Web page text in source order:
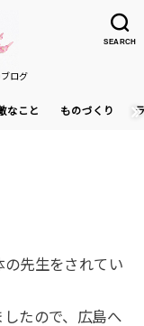
SEARCH
ログ
なこと ものづくり
先生をされてい
たので、広島へ